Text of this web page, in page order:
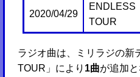
2020/04/29
ENDLESS
TOUR
ラジオ曲は、ミリラジの新
TOUR」により 1曲が追加